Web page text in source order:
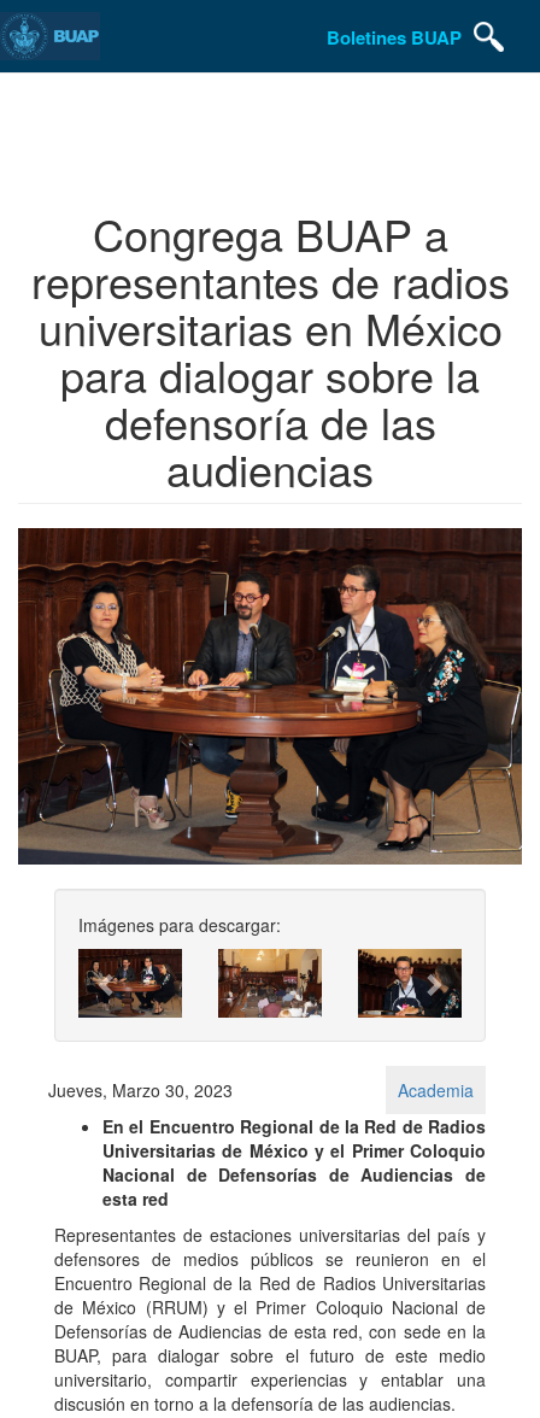
Boletines BUAP
Congrega BUAP a
representantes de radios
universitarias en México
para dialogar sobre la
defensoría de las
audiencias
Imágenes para descargar:
Previous Next
Jueves, Marzo 30, 2023
Academia
En el Encuentro Regional de la Red de Radios
Universitarias de México y el Primer Coloquio
Nacional de Defensorías de Audiencias de
esta red
Representantes de estaciones universitarias del país y
defensores de medios públicos se reunieron en el
Encuentro Regional de la Red de Radios Universitarias
de México (RRUM) y el Primer Coloquio Nacional de
Defensorías de Audiencias de esta red, con sede en la
BUAP, para dialogar sobre el futuro de este medio
universitario, compartir experiencias y entablar una
discusión en torno a la defensoría de las audiencias.